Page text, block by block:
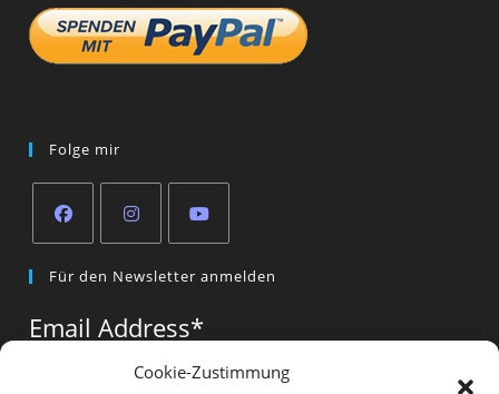
Cookie-Zustimmung
Folge mir
in
new
in
new
in
new
tab
Für den Newsletter anmelden
Email Address*